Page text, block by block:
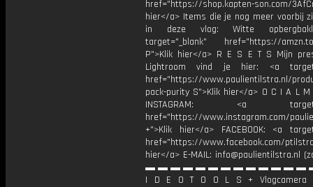
href="https://shop.kapten-son.com/
hier</a> Items die je nog meer voorbij
in deze vlog: Witte
target="_blank" href="https://
P">Klik hier</a> R E S E T S Mijn
Lightroom vind je hier: <a
href="https://www.paulientilstra.nl/
pack-purity S">Klik hier</a> O C I A L
INSTAGRAM: <a
href="https://www.instagram.com/
+">Klik hier</a> FACEBOOK: <a
href="https://www.facebook.com/
hier</a> E-MAIL: info@paulientilstra.nl
▬ ▬ ▬ ▬ ▬ ▬ ▬ ▬ ▬ ▬ ▬ ▬ ▬
I D E O T O O L S + Vlogcamera